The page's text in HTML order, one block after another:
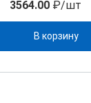
3564.00 ₽/шт
В корзину